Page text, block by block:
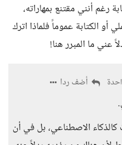
رغم أنني مقتنع بمهاراته،
أو الكتابة عموماً فلماذا اترك
ما المبرر هنا!
أضف ردا
الاصطناعي، بل في أن